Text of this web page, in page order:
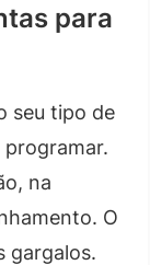
para
seu tipo de
programar.
na
O
gargalos.